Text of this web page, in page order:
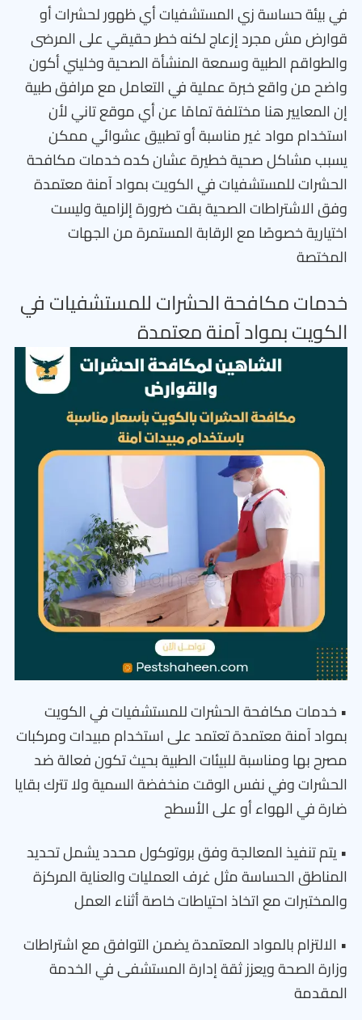
في بيئة حساسة زي المستشفيات أي ظهور لحشرات أو
قوارض مش مجرد إزعاج لكنه خطر حقيقي على المرضى
والطواقم الطبية وسمعة المنشأة الصحية وخليني أكون
واضح من واقع خبرة عملية في التعامل مع مرافق طبية
إن المعايير هنا مختلفة تمامًا عن أي موقع تاني لأن
استخدام مواد غير مناسبة أو تطبيق عشوائي ممكن
يسبب مشاكل صحية خطيرة عشان كده خدمات مكافحة
الحشرات للمستشفيات في الكويت بمواد آمنة معتمدة
وفق الاشتراطات الصحية بقت ضرورة إلزامية وليست
اختيارية خصوصًا مع الرقابة المستمرة من الجهات
المختصة
خدمات مكافحة الحشرات للمستشفيات في
الكويت بمواد آمنة معتمدة
• خدمات مكافحة الحشرات للمستشفيات في الكويت
بمواد آمنة معتمدة تعتمد على استخدام مبيدات ومركبات
مصرح بها ومناسبة للبيئات الطبية بحيث تكون فعالة ضد
الحشرات وفي نفس الوقت منخفضة السمية ولا تترك بقايا
ضارة في الهواء أو على الأسطح
• يتم تنفيذ المعالجة وفق بروتوكول محدد يشمل تحديد
المناطق الحساسة مثل غرف العمليات والعناية المركزة
والمختبرات مع اتخاذ احتياطات خاصة أثناء العمل
• الالتزام بالمواد المعتمدة يضمن التوافق مع اشتراطات
وزارة الصحة ويعزز ثقة إدارة المستشفى في الخدمة
المقدمة